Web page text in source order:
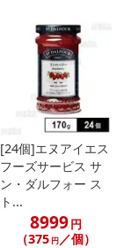
[24個]エヌアイエス
フーズサービス サ
ン・ダルフォー ス
ト...
8999円
（375 円 ／個）